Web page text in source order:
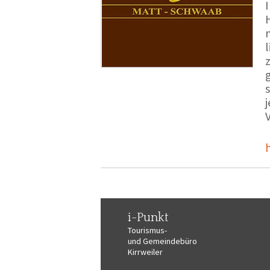
i-Punkt
Tourismus-
und Gemeindebüro
Kirrweiler